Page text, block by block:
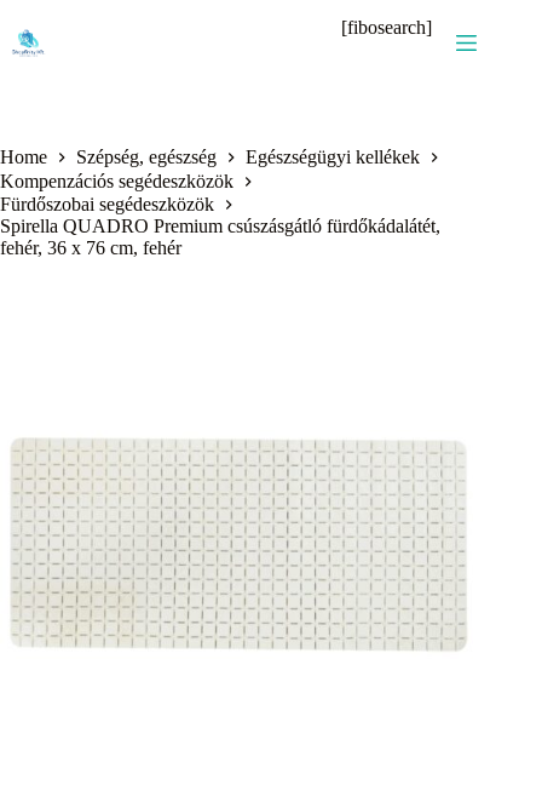
content
[fibosearch]
Home Szépség, egészség
Egészségügyi kellékek
Kompenzációs segédeszközök
Fürdőszobai segédeszközök
Spirella QUADRO Premium csúszásgátló fürdőkádalátét,
fehér, 36 x 76 cm, fehér